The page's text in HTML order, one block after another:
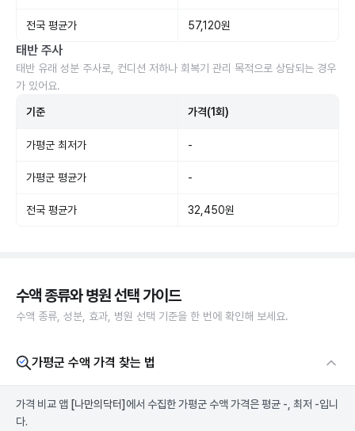
전국 평균가 57,120원
태반 주사
태반 유래 성분 주사로, 컨디션 저하나 회복기 관리 목적으로 상담되는 경우
가 있어요.
기준 가격(1회)
가평군 최저가 -
가평군 평균가 -
전국 평균가 32,450원
수액 종류와 병원 선택 가이드
수액 종류, 성분, 효과, 병원 선택 기준을 한 번에 확인해 보세요.
가평군 수액 가격 찾는 법
가격 비교 앱 [나만의닥터] 에서 수집한 가평군 수액 가격은 평균 -, 최저 -입니
다.